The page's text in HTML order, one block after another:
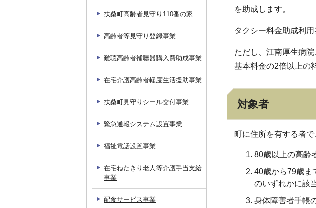
を助成します。
タクシー料金助成利
ただし、江南厚生病
基本料金の2倍以上の
対象者
町に住所を有する者
80歳以上の高齢
40歳から79歳ま
のいずれかに該
身体障害者手帳
扶桑町高齢者見守り110番の家
高齢者等見守り登録事業
難聴高齢者補聴器購入費助成事業
在宅介護高齢者軽度生活援助事業
扶桑町見守りシール交付事業
緊急通報システム設置事業
福祉電話設置事業
在宅ねたきり老人等介護手当支給
事業
配食サービス事業